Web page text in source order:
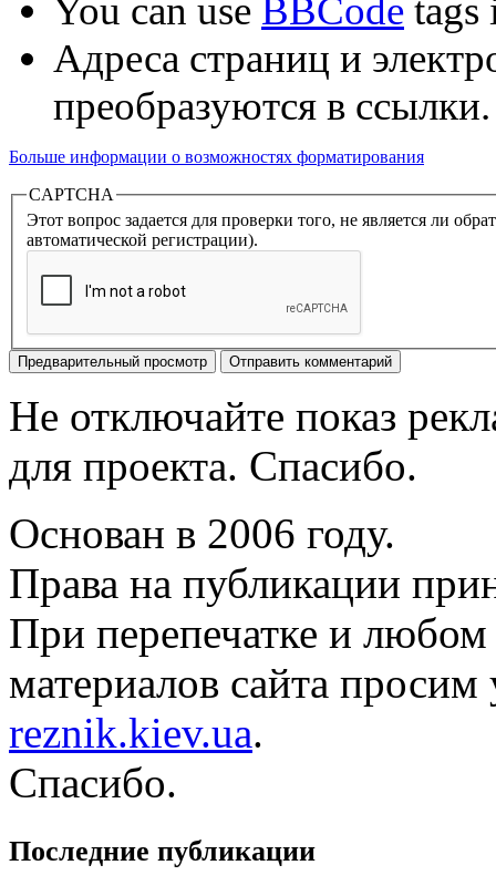
You can use BBCode tags
Адреса страниц и
преобразуются в ссылки.
Больше информации о возможностях форматирования
CAPTCHA
Этот вопрос задается для проверки того, не является ли
автоматической регистрации).
Не отключайте показ
для проекта. Спасибо.
Основан в 2006 году.
Права на публикации
При перепечатке и
материалов сайта просим
reznik.kiev.ua.
Спасибо.
Последние публикации